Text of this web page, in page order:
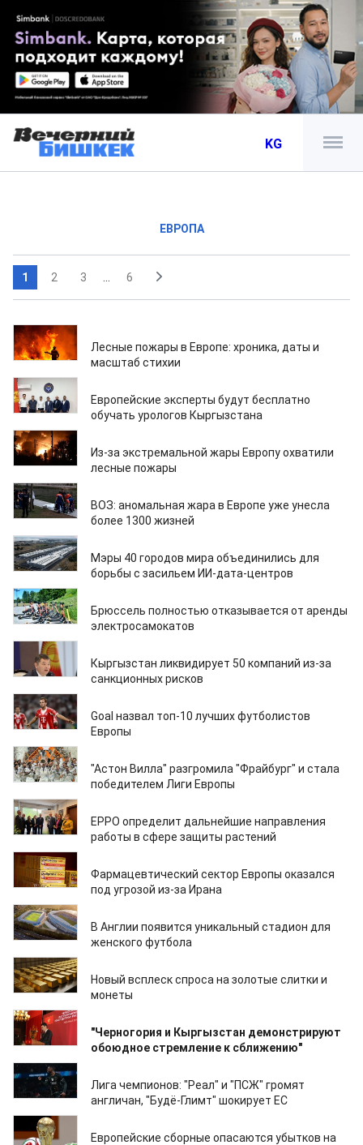
KG
ЕВРОПА
1 2 3 6
23.07.2026
Лесные пожары в Европе: хроника, даты и
масштаб стихии
09.07.2026
Европейские эксперты будут бесплатно
обучать урологов Кыргызстана
08.07.2026
Из-за экстремальной жары Европу охватили
лесные пожары
30.06.2026
ВОЗ: аномальная жара в Европе уже унесла
более 1300 жизней
26.06.2026
Мэры 40 городов мира объединились для
борьбы с засильем ИИ-дата-центров
14.06.2026
Брюссель полностью отказывается от аренды
электросамокатов
11.06.2026
Кыргызстан ликвидирует 50 компаний из-за
санкционных рисков
04.06.2026
Goal назвал топ-10 лучших футболистов
Европы
22.05.2026
"Астон Вилла" разгромила "Фрайбург" и стала
победителем Лиги Европы
20.05.2026
EPPO определит дальнейшие направления
работы в сфере защиты растений
18.05.2026
Фармацевтический сектор Европы оказался
под угрозой из-за Ирана
03.05.2026
В Англии появится уникальный стадион для
женского футбола
01.05.2026
Новый всплеск спроса на золотые слитки и
монеты
24.03.2026
"Черногория и Кыргызстан демонстрируют
обоюдное стремление к сближению"
12.03.2026
Лига чемпионов: "Реал" и "ПСЖ" громят
англичан, "Будё-Глимт" шокирует ЕС
27.02.2026
Европейские сборные опасаются убытков на